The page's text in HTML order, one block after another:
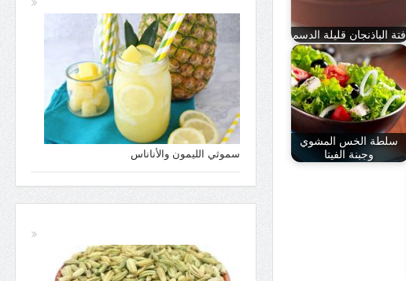
فتة الباذنجان قليلة الدسم
سلطة الخس المشوي
وجبنة الفيتا
سموثي الليمون والأناناس